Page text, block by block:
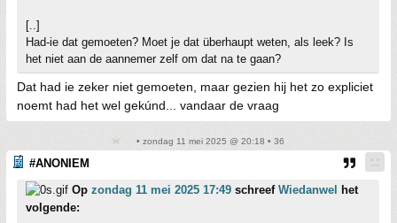
[..]
Had-ie dat gemoeten? Moet je dat überhaupt weten, als leek? Is
het niet aan de aannemer zelf om dat na te gaan?
Dat had ie zeker niet gemoeten, maar gezien hij het zo expliciet
noemt had het wel gekúnd... vandaar de vraag
• zondag 11 mei 2025 @ 20:18 • 36
#ANONIEM
Op zondag 11 mei 2025 17:49 schreef Wiedanwel
het
volgende: